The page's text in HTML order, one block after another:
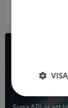
All
Få all denna